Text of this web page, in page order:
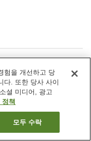
클리닝
험을 개선하고 당
다. 또한 당사 사이
셜 미디어, 광고
책
모두 수락